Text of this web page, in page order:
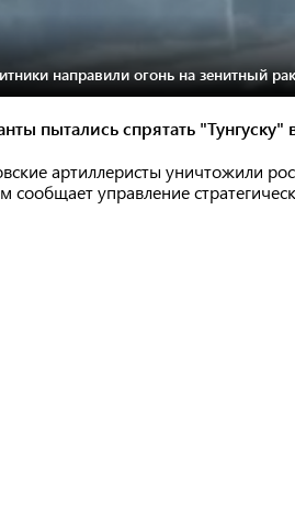
направили огонь на зенитный
пытались спрятать
артиллеристы уничтожили
сообщает управление